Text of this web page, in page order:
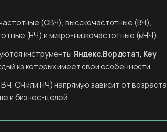
(СВЧ), высокочастотные (ВЧ),
(НЧ) и микро-низкочастотные (мНЧ).
инструменты Яндекс.Вордстат, Key
из которых имеет свои особенности.
СЧ или НЧ) напрямую зависит от возраста
и бизнес-целей.